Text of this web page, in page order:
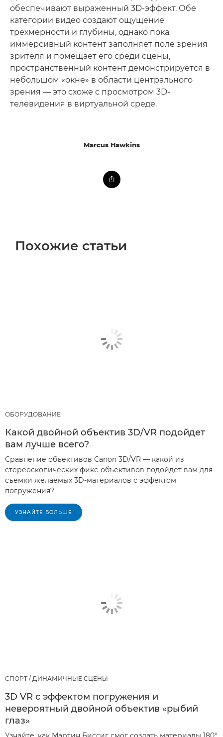
обеспечивают выраженный 3D-эффект. Обе
категории видео создают ощущение
трехмерности и глубины, однако пока
иммерсивный контент заполняет поле зрения
зрителя и помещает его среди сцены,
пространственный контент демонстрируется в
небольшом «окне» в области центрального
зрения — это схоже с просмотром 3D-
телевидения в виртуальной среде.
Marcus Hawkins
Похожие статьи
ОБОРУДОВАНИЕ
Какой двойной объектив 3D/VR подойдет
вам лучше всего?
Сравнение объективов Canon 3D/VR — какой из
стереоскопических фикс-объективов подойдет вам для
съемки желаемых 3D-материалов с эффектом
погружения?
УЗНАЙТЕ БОЛЬШЕ
СПОРТ / ДИНАМИЧНЫЕ СЦЕНЫ
3D VR с эффектом погружения и
невероятный двойной объектив «рыбий
глаз»